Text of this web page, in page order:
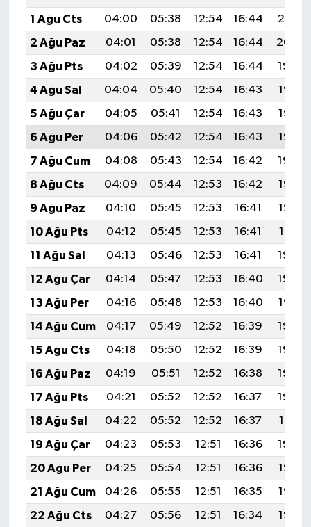
1 Ağu Cts
04:00 05:38 12:54 16:44
20:01
2 Ağu Paz
04:01 05:38 12:54 16:44
20:00
3 Ağu Pts
04:02 05:39 12:54 16:44
19:59
4 Ağu Sal
04:04 05:40 12:54 16:43
19:58
5 Ağu Çar
04:05 05:41 12:54 16:43
19:56
6 Ağu Per
04:06 05:42 12:54 16:43
19:55
7 Ağu Cum
04:08 05:43 12:54 16:42
19:54
8 Ağu Cts
04:09 05:44 12:53 16:42
19:53
9 Ağu Paz
04:10 05:45 12:53 16:41
19:52
10 Ağu Pts
04:12 05:45 12:53 16:41
19:51
11 Ağu Sal
04:13 05:46 12:53 16:41
19:50
12 Ağu Çar
04:14 05:47 12:53 16:40
19:48
13 Ağu Per
04:16 05:48 12:53 16:40
19:47
14 Ağu Cum
04:17 05:49 12:52 16:39
19:46
15 Ağu Cts
04:18 05:50 12:52 16:39
19:45
16 Ağu Paz
04:19 05:51 12:52 16:38
19:43
17 Ağu Pts
04:21 05:52 12:52 16:37
19:42
18 Ağu Sal
04:22 05:52 12:52 16:37
19:41
19 Ağu Çar
04:23 05:53 12:51 16:36
19:39
20 Ağu Per
04:25 05:54 12:51 16:36
19:38
21 Ağu Cum
04:26 05:55 12:51 16:35
19:37
22 Ağu Cts
04:27 05:56 12:51 16:34
19:35